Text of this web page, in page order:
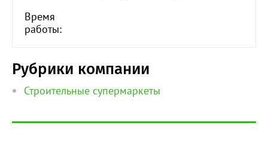
Время
работы:
Рубрики компании
Строительные супермаркеты